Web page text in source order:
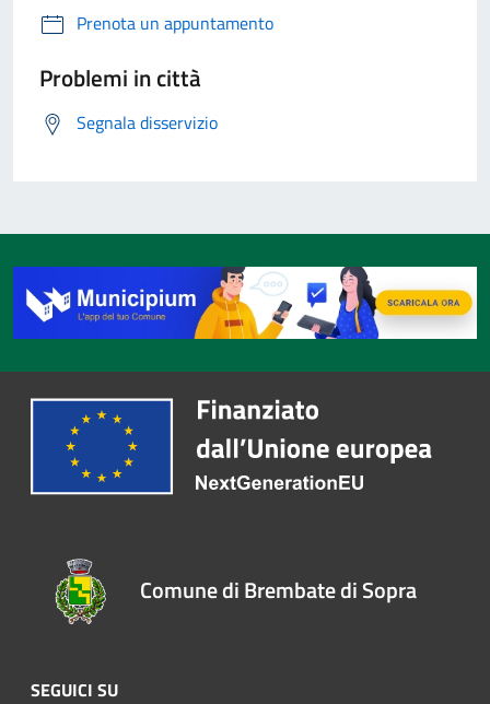
Prenota un appuntamento
Problemi in città
Segnala disservizio
Comune di Brembate di Sopra
SEGUICI SU